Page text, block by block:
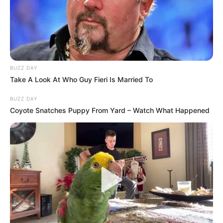
a jövőben is.
BUZZ DAY
Take A Look At Who Guy Fieri Is Married To
BUZZ DAY
Coyote Snatches Puppy From Yard – Watch What Happened